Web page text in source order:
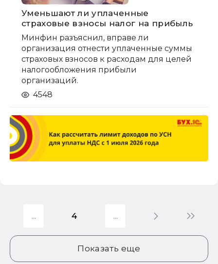
Уменьшают ли уплаченные
страховые взносы налог на прибыль
Минфин разъяснил, вправе ли
организация отнести уплаченные суммы
страховых взносов к расходам для целей
налогообложения прибыли
организаций.
4548
Показать еще
4